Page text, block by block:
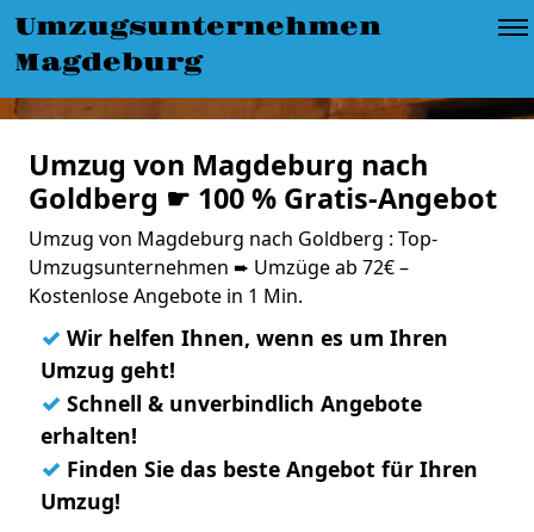
Umzugsunternehmen
Magdeburg
Umzug von Magdeburg nach
Goldberg ☛ 100 % Gratis-Angebot
Umzug von Magdeburg nach Goldberg : Top-
Umzugsunternehmen ➨ Umzüge ab 72€ –
Kostenlose Angebote in 1 Min.
✓ Wir helfen Ihnen, wenn es um Ihren
Umzug geht!
✓ Schnell & unverbindlich Angebote
erhalten!
✓ Finden Sie das beste Angebot für Ihren
Umzug!